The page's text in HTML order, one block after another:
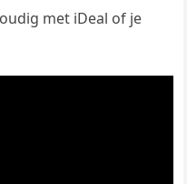
met iDeal of je